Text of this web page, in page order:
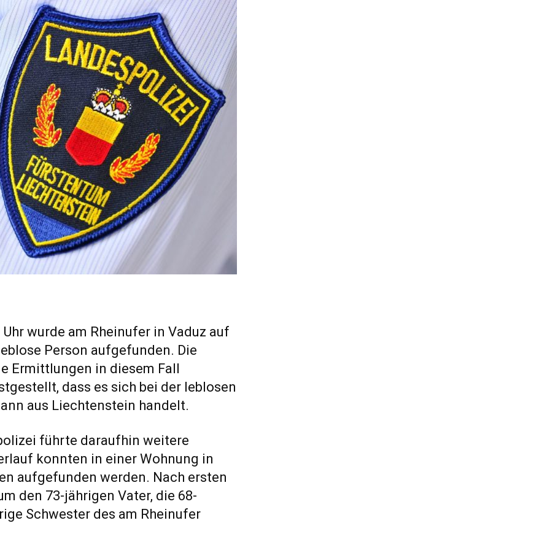
wurde am Rheinufer in Vaduz auf
Person aufgefunden. Die
Ermittlungen in diesem Fall
dass es sich bei der leblosen
aus Liechtenstein handelt.
führte daraufhin weitere
konnten in einer Wohnung in
aufgefunden werden. Nach ersten
den 73-jährigen Vater, die 68-
Schwester des am Rheinufer